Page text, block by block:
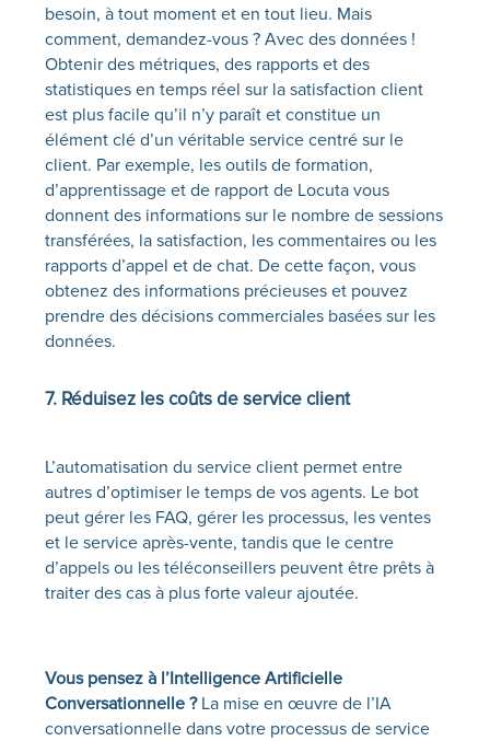
besoin, à tout moment et en tout lieu. Mais
comment, demandez-vous ? Avec des données !
Obtenir des métriques, des rapports et des
statistiques en temps réel sur la satisfaction client
est plus facile qu’il n’y paraît et constitue un
élément clé d’un véritable service centré sur le
client. Par exemple, les outils de formation,
d’apprentissage et de rapport de Locutavous
donnent des informations sur le nombre de sessions
transférées, la satisfaction, les commentaires ou les
rapports d’appel et de chat. De cette façon, vous
obtenez des informations précieuses et pouvez
prendre des décisions commerciales basées sur les
données. ‍ ‍
7. Réduisez les coûts de service client
L’automatisation du service client permet entre
autres d’optimiser le temps de vos agents. Le bot
peut gérer les FAQ, gérer les processus, les ventes
et le service après-vente, tandis que le centre
d’appels ou les téléconseillers peuvent être prêts à
traiter des cas à plus forte valeur ajoutée.
Vous pensez à l’Intelligence Artificielle
Conversationnelle ?La mise en œuvre de l’IA
conversationnelle dans votre processus de service